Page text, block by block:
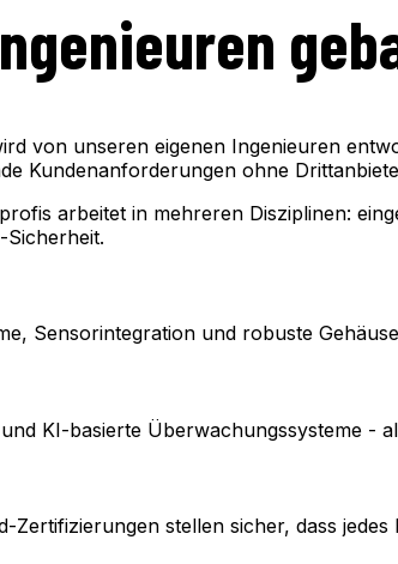
von unseren eigenen Ingenieuren
Kundenanforderungen ohne
arbeitet in mehreren Disziplinen:
Sicherheit.
Sensorintegration und robuste
KI-basierte Überwachungssysteme -
Zertifizierungen stellen sicher, dass